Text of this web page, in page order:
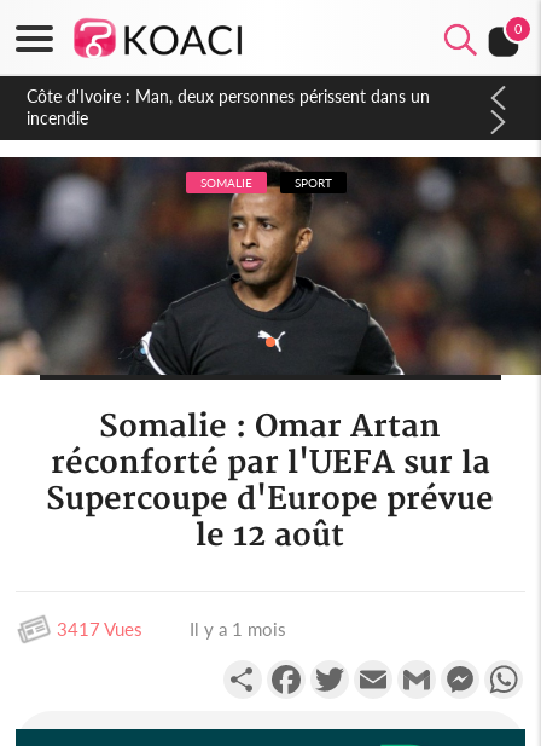
0
SOMALIE SPORT
Somalie : Omar Artan
réconforté par l'UEFA sur la
Supercoupe d'Europe prévue
le 12 août
3417 Vues Il y a 1 mois
PartagerFacebookTwitterEmail Gmail